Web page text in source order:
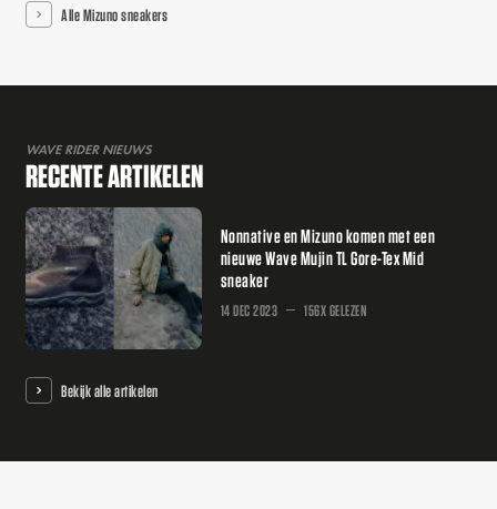
Alle Mizuno sneakers
WAVE RIDER NIEUWS
RECENTE ARTIKELEN
Nonnative en Mizuno komen met een
nieuwe Wave Mujin TL Gore-Tex Mid
sneaker
14 DEC 2023 156X GELEZEN
Bekijk alle artikelen